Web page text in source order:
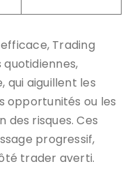
Trading
qui aiguillent les
opportunités ou les
risques. Ces
progressif,
trader averti.